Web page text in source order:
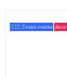
🇨🇿 Česká značka